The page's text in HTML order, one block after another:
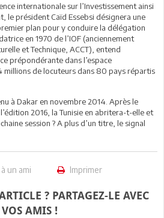
internationale sur l’Investissement ainsi
le président Caïd Essebsi désignera une
plan pour y conduire la délégation
en 1970 de l’IOF (anciennement
et Technique, ACCT), entend
prépondérante dans l’espace
millions de locuteurs dans 80 pays répartis
à Dakar en novembre 2014. Après le
2016, la Tunisie en abritera-t-elle et
session ? A plus d’un titre, le signal
un ami Imprimer
? PARTAGEZ-LE AVEC
VOS AMIS !